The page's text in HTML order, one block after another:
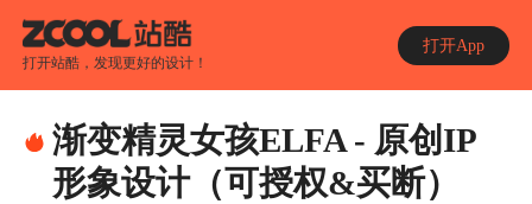
打开站酷，发现更好的设计！
打开App
渐变精灵女孩ELFA - 原创IP
形象设计（可授权&买断）